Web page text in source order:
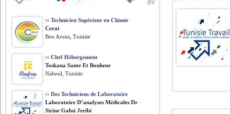
›› Technicien Supérieur en Chimie
Cerat
Ben Arous, Tunisie
›› Chef Hébergement
Toskana Sante Et Bonheur
Nabeul, Tunisie
›› Des Techniciens de Laboratoire
Laboratoire D’analyses Médicales Dr
Sirine Gabsi Jeribi